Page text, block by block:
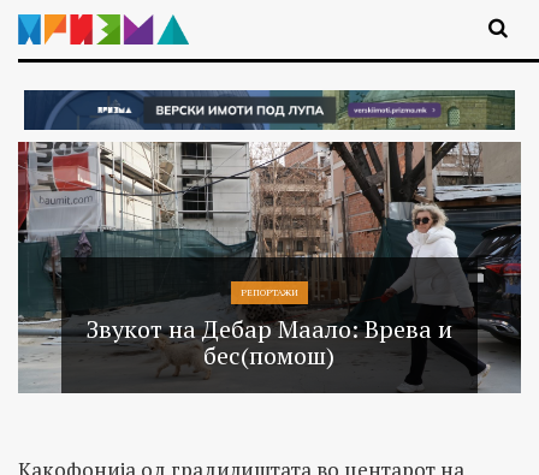
РЕПОРТАЖИ
Звукот на Дебар Маало: Врева и
бес(помош)